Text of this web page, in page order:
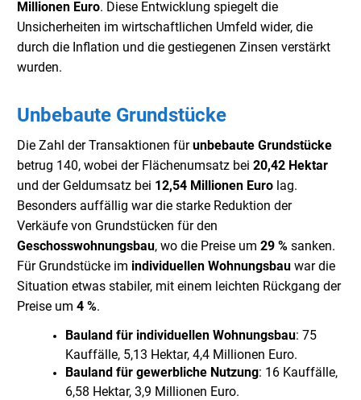
Millionen Euro. Diese Entwicklung spiegelt die
Unsicherheiten im wirtschaftlichen Umfeld wider, die
durch die Inflation und die gestiegenen Zinsen verstärkt
wurden.
Unbebaute Grundstücke
Die Zahl der Transaktionen fürunbebaute Grundstücke
betrug 140, wobei der Flächenumsatz bei 20,42 Hektar
und der Geldumsatz bei 12,54 Millionen Euro lag.
Besonders auffällig war die starke Reduktion der
Verkäufe von Grundstücken für den
Geschosswohnungsbau, wo die Preise um 29 % sanken.
Für Grundstücke im individuellen Wohnungsbau war die
Situation etwas stabiler, mit einem leichten Rückgang der
Preise um 4 %.
Bauland für individuellen Wohnungsbau: 75
Kauffälle, 5,13 Hektar, 4,4 Millionen Euro.
Bauland für gewerbliche Nutzung: 16 Kauffälle,
6,58 Hektar, 3,9 Millionen Euro.